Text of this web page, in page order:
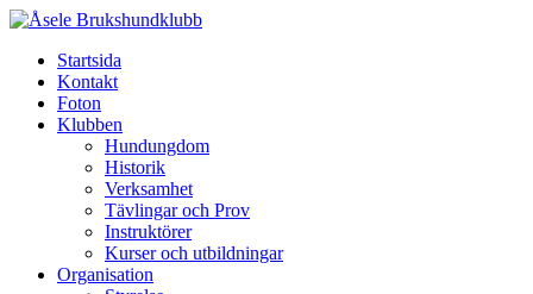
Startsida
Kontakt
Foton
Klubben
Hundungdom
Historik
Verksamhet
Tävlingar och Prov
Instruktörer
Kurser och utbildningar
Organisation